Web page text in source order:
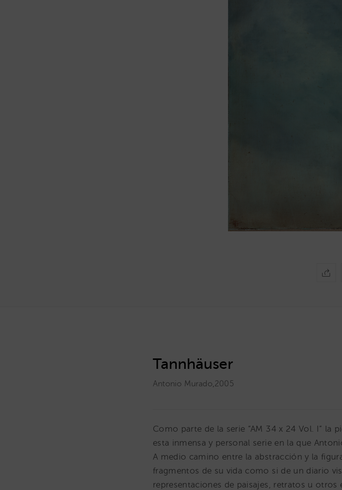
Tannhäuser
Antonio Murado,2005
Como parte de la serie “AM 34 x 24 Vol. I” la
esta inmensa y personal serie en la que
A medio camino entre la abstracción y la
fragmentos de su vida como si de un diario
representaciones de paisajes, retratos u otros